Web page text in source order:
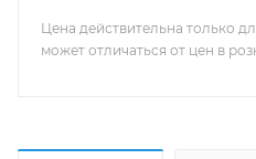
Цена действительна только
может отличаться от цен в